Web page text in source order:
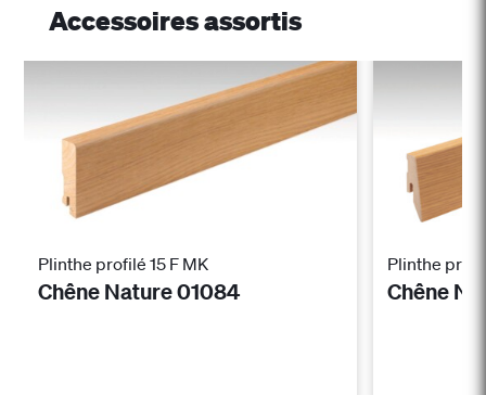
Accessoires assortis
Plinthe profilé 15 F MK
Chêne Nature 01084
Plinthe
Chêne